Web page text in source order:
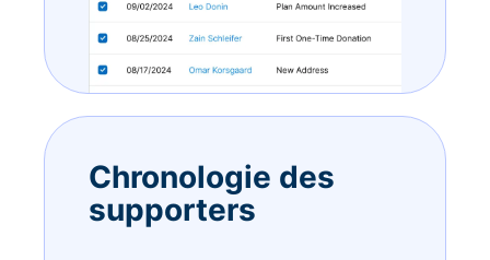
Chronologie des
supporters